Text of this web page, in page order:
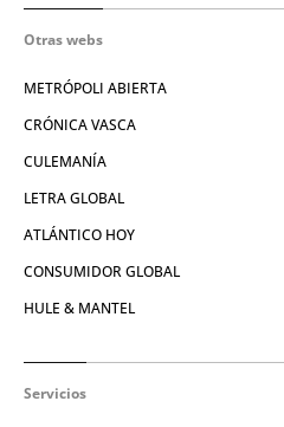
Otras webs
METRÓPOLI ABIERTA
CRÓNICA VASCA
CULEMANÍA
LETRA GLOBAL
ATLÁNTICO HOY
CONSUMIDOR GLOBAL
HULE & MANTEL
Servicios